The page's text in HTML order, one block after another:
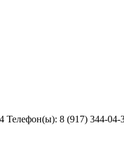
Телефон(ы): 8 (917) 344-04-